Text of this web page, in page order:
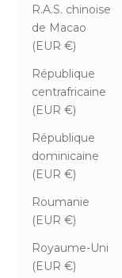
R.A.S. chinoise
de Macao
(EUR €)
République
centrafricaine
(EUR €)
République
dominicaine
(EUR €)
Roumanie
(EUR €)
Royaume-Uni
(EUR €)